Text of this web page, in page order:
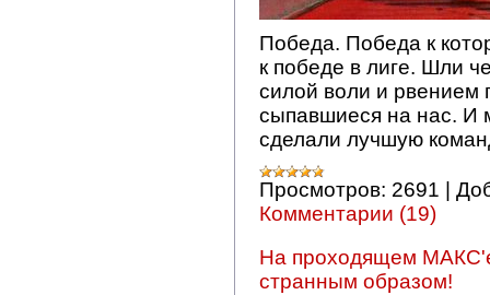
Победа. Победа к
к победе в лиге. Шли
силой воли и рвением
сыпавшиеся на нас. И
сделали лучшую
Просмотров: 2691
Комментарии (19)
На проходящем
странным образом!